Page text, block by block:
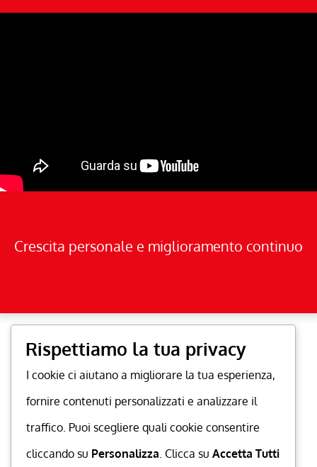
Crescita personale e miglioramento continuo
Rispettiamo la tua privacy
I cookie ci aiutano a migliorare la tua esperienza,
fornire contenuti personalizzati e analizzare il
traffico. Puoi scegliere quali cookie consentire
cliccando su Personalizza. Clicca su Accetta Tutti